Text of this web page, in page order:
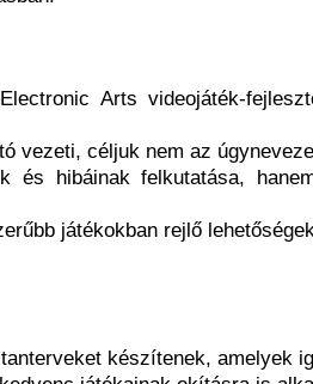
Arts videojáték-
vezeti, céljuk nem az
és hibáinak felkutatása,
játékokban rejlő
készítenek, amelyek